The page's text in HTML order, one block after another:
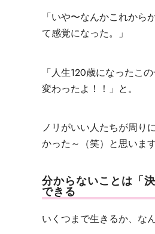
「いや〜なんかこれから
て感覚になった。」
「人生120歳になったこ
変わったよ！！」 と。
ノリがいい人たちが周り
かった～（笑）と思います
分からないことは「
できる
いくつまで生きるか、な